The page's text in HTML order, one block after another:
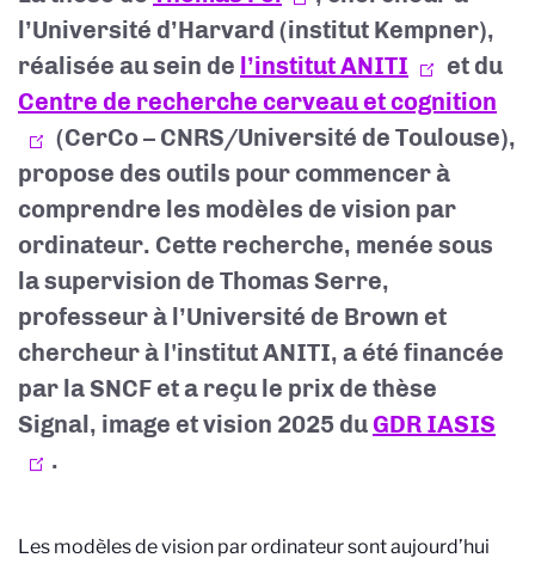
l’Université d’Harvard (institut Kempner),
réalisée au sein de l’institut ANITI
et du
Centre de recherche cerveau et cognition
(CerCo – CNRS/Université de Toulouse),
propose des outils pour commencer à
comprendre les modèles de vision par
ordinateur. Cette recherche, menée sous
la supervision de Thomas Serre,
professeur à l’Université de Brown et
chercheur à l'institut ANITI, a été financée
par la SNCF et a reçu le prix de thèse
Signal, image et vision 2025 du GDR IASIS
.
Les modèles de vision par ordinateur sont aujourd’hui